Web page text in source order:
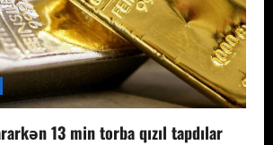
13 min torba qızıl tapdılar